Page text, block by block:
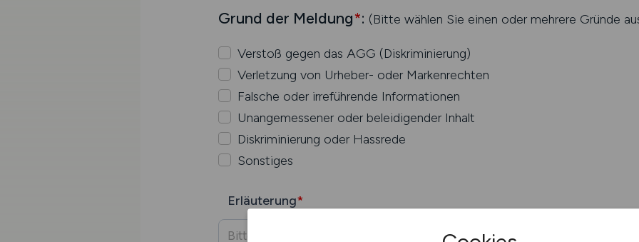
Grund der Meldung*: (Bitte wählen Sie einen oder mehrere Gründe
Verstoß gegen das AGG (Diskriminierung)
Verletzung von Urheber- oder Markenrechten
Falsche oder irreführende Informationen
Unangemessener oder beleidigender Inhalt
Diskriminierung oder Hassrede
Sonstiges
Erläuterung*